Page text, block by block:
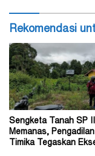
Rekomendasi
Sengketa Tanah SP II
Memanas,
Timika Tegaskan